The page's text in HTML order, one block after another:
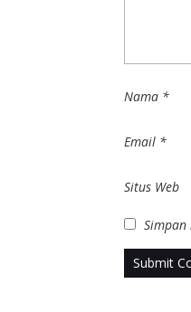
Nama *
Email *
Situs Web